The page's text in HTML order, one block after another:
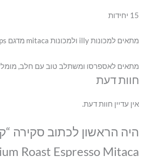
15 יחידות
מתאים למכונות illy ולמכונות mitaca מדגם mps
מתאים לאספרסו ומשתלב טוב עם חלב,
חוות דעת
אין עדיין חוות דעת.
Roast Espresso Mitaca”